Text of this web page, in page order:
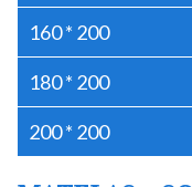
160 * 200
180 * 200
200 * 200